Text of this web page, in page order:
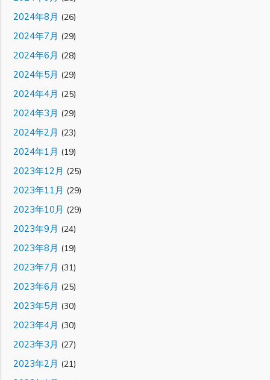
2024年8月 (26)
2024年7月 (29)
2024年6月 (28)
2024年5月 (29)
2024年4月 (25)
2024年3月 (29)
2024年2月 (23)
2024年1月 (19)
2023年12月 (25)
2023年11月 (29)
2023年10月 (29)
2023年9月 (24)
2023年8月 (19)
2023年7月 (31)
2023年6月 (25)
2023年5月 (30)
2023年4月 (30)
2023年3月 (27)
2023年2月 (21)